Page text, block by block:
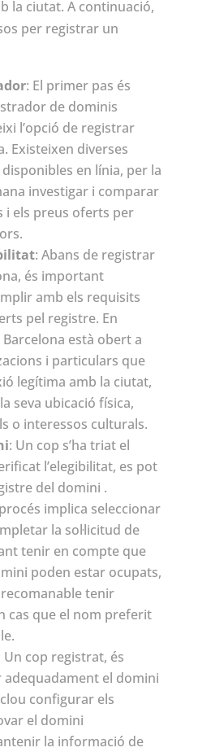
la ciutat. A continuació,
per registrar un
: El primer pas és
de dominis
l’opció de registrar
Existeixen diverses
en línia, per la
investigar i comparar
i els preus oferts per
: Abans de registrar
és important
amb els requisits
pel registre. En
està obert a
i particulars que
legítima amb la ciutat,
seva ubicació física,
o interessos culturals.
: Un cop s’ha triat el
l’elegibilitat, es pot
del domini .
implica seleccionar
la sol·licitud de
tenir en compte que
poden estar ocupats,
tenir
cas que el nom preferit
Un cop registrat, és
adequadament el domini
configurar els
el domini
la informació de